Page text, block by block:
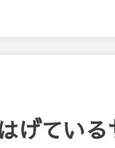
げてい